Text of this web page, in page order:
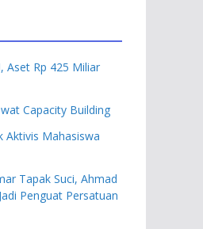
Aset Rp 425 Miliar
Capacity Building
Aktivis Mahasiswa
Tapak Suci, Ahmad
Penguat Persatuan